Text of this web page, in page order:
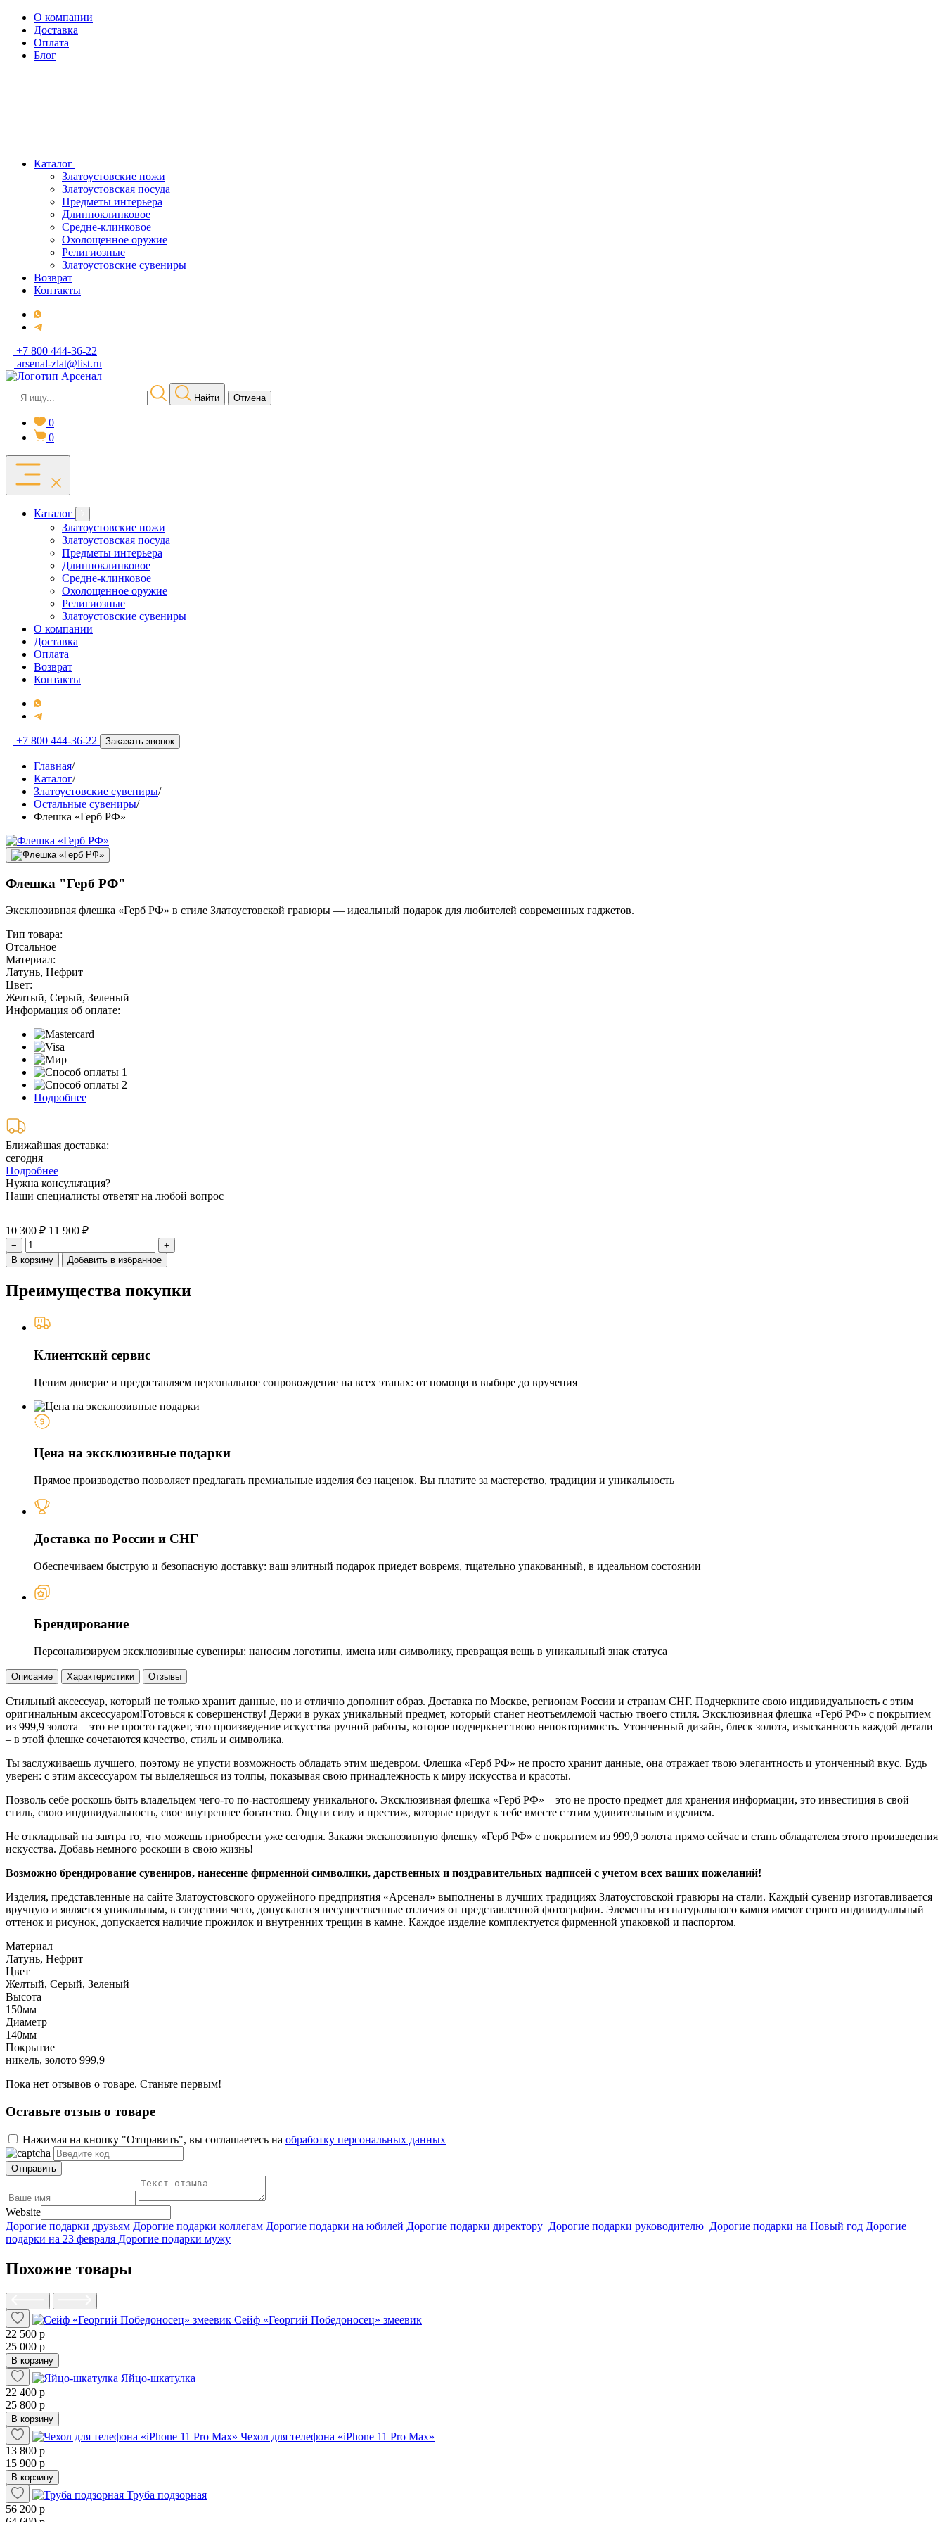
О компании
Доставка
Оплата
Блог
Каталог
Златоустовские ножи
Златоустовская посуда
Предметы интерьера
Длинноклинковое
Средне-клинковое
Охолощенное оружие
Религиозные
Златоустовские сувениры
Возврат
Контакты
+7 800 444-36-22
arsenal-zlat@list.ru
Найти Отмена
0
0
Каталог
Златоустовские ножи
Златоустовская посуда
Предметы интерьера
Длинноклинковое
Средне-клинковое
Охолощенное оружие
Религиозные
Златоустовские сувениры
О компании
Доставка
Оплата
Возврат
Контакты
+7 800 444-36-22 Заказать звонок
Главная/
Каталог/
Златоустовские сувениры/
Остальные сувениры/
Флешка «Герб РФ»
Флешка "Герб РФ"
Эксклюзивная флешка «Герб РФ» в стиле Златоустовской гравюры — идеальный подарок для любителей современных гаджетов.
Тип товара:
Отсальное
Материал:
Латунь, Нефрит
Цвет:
Желтый, Серый, Зеленый
Информация об оплате:
Подробнее
Ближайшая доставка:
сегодня
Подробнее
Нужна консультация?
Наши специалисты ответят на любой вопрос
10 300 ₽ 11 900 ₽
−
+
В корзину
Добавить в избранное
Преимущества покупки
Клиентский сервис
Ценим доверие и предоставляем персональное сопровождение на всех этапах: от помощи в выборе до вручения
Цена на эксклюзивные подарки
Прямое производство позволяет предлагать премиальные изделия без наценок. Вы платите за мастерство, традиции и уникальность
Доставка по России и СНГ
Обеспечиваем быструю и безопасную доставку: ваш элитный подарок приедет вовремя, тщательно упакованный, в идеальном состоянии
Брендирование
Персонализируем эксклюзивные сувениры: наносим логотипы, имена или символику, превращая вещь в уникальный знак статуса
Описание Характеристики Отзывы
Стильный аксессуар, который не только хранит данные, но и отлично дополнит образ. Доставка по Москве, регионам России и странам СНГ. Подчеркните свою индивидуальность с этим
оригинальным аксессуаром!Готовься к совершенству! Держи в руках уникальный предмет, который станет неотъемлемой частью твоего стиля. Эксклюзивная флешка «Герб РФ» с покрытием
из 999,9 золота – это не просто гаджет, это произведение искусства ручной работы, которое подчеркнет твою неповторимость. Утонченный дизайн, блеск золота, изысканность каждой детали
– в этой флешке сочетаются качество, стиль и символика.
Ты заслуживаешь лучшего, поэтому не упусти возможность обладать этим шедевром. Флешка «Герб РФ» не просто хранит данные, она отражает твою элегантность и утонченный вкус. Будь
уверен: с этим аксессуаром ты выделяешься из толпы, показывая свою принадлежность к миру искусства и красоты.
Позволь себе роскошь быть владельцем чего-то по-настоящему уникального. Эксклюзивная флешка «Герб РФ» – это не просто предмет для хранения информации, это инвестиция в свой
стиль, свою индивидуальность, свое внутреннее богатство. Ощути силу и престиж, которые придут к тебе вместе с этим удивительным изделием.
Не откладывай на завтра то, что можешь приобрести уже сегодня. Закажи эксклюзивную флешку «Герб РФ» с покрытием из 999,9 золота прямо сейчас и стань обладателем этого произведения
искусства. Добавь немного роскоши в свою жизнь!
Возможно брендирование сувениров, нанесение фирменной символики, дарственных и поздравительных надписей с учетом всех ваших пожеланий!
Изделия, представленные на сайте Златоустовского оружейного предприятия «Арсенал» выполнены в лучших традициях Златоустовской гравюры на стали. Каждый сувенир изготавливается
вручную и является уникальным, в следствии чего, допускаются несущественные отличия от представленной фотографии. Элементы из натурального камня имеют строго индивидуальный
оттенок и рисунок, допускается наличие прожилок и внутренних трещин в камне. Каждое изделие комплектуется фирменной упаковкой и паспортом.
Материал
Латунь, Нефрит
Цвет
Желтый, Серый, Зеленый
Высота
150мм
Диаметр
140мм
Покрытие
никель, золото 999,9
Пока нет отзывов о товаре. Станьте первым!
Оставьте отзыв о товаре
Нажимая на кнопку "Отправить", вы соглашаетесь на обработку персональных данных
Отправить
Website
Дорогие подарки друзьям Дорогие подарки коллегам Дорогие подарки на юбилей Дорогие подарки директору Дорогие подарки руководителю Дорогие подарки на Новый год Дорогие
подарки на 23 февраля Дорогие подарки мужу
Похожие товары
Сейф «Георгий Победоносец» змеевик
22 500 р
25 000 р
В корзину
Яйцо-шкатулка
22 400 р
25 800 р
В корзину
Чехол для телефона «iPhone 11 Pro Max»
13 800 р
15 900 р
В корзину
Труба подзорная
56 200 р